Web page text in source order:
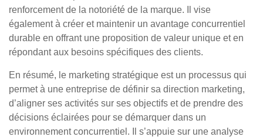
renforcement de la notoriété de la marque. Il vise
également à créer et maintenir un avantage concurrentiel
durable en offrant une proposition de valeur unique et en
répondant aux besoins spécifiques des clients.
En résumé, le marketing stratégique est un processus qui
permet à une entreprise de définir sa direction marketing,
d’aligner ses activités sur ses objectifs et de prendre des
décisions éclairées pour se démarquer dans un
environnement concurrentiel. Il s’appuie sur une analyse